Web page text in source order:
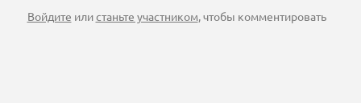
Войдите илистаньте участником, чтобы комментировать